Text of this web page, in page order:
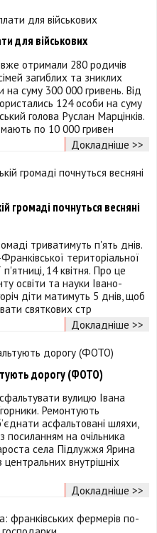
для військових
отримали 280 родичів
загиблих та зниклих
на суму 300 000 гривень. Від
124 особи на суму
голова Руслан Марцінків.
по 10 000 гривен
Докладніше >>
громаді почнуться весняні
триватимуть п'ять днів.
територіальної
14 квітня. Про це
освіти та науки Івано-
діти матимуть 5 днів, щоб
святкових стр
Докладніше >>
дорогу (ФОТО)
вулицю Івана
Ремонтують
асфальтовані шляхи,
посиланням на очільника
села Підлужжя Ярина
внутрішніх
Докладніше >>